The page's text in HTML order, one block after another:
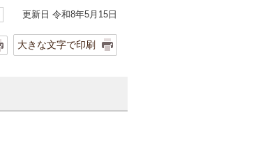
更新日 令和8年5月15日
大きな文字で印刷